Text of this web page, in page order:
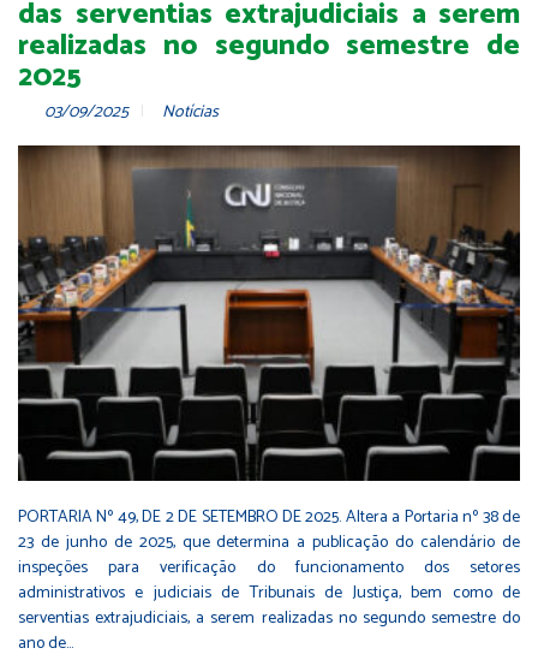
das serventias extrajudiciais a serem
realizadas no segundo semestre de
2025
03/09/2025 Notícias
PORTARIA Nº 49, DE 2 DE SETEMBRO DE 2025. Altera a Portaria nº 38 de
23 de junho de 2025, que determina a publicação do calendário de
inspeções para verificação do funcionamento dos setores
administrativos e judiciais de Tribunais de Justiça, bem como de
serventias extrajudiciais, a serem realizadas no segundo semestre do
ano de…